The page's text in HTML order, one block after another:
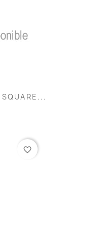
favorite_border